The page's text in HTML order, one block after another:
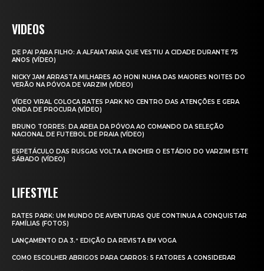
VIDEOS
DE PAI PARA FILHO: A ALFAIATARIA QUE VESTIU A CIDADE DURANTE 75
ANOS (VÍDEO)
NICKY JAM ARRASTA MILHARES AO HONI NUMA DAS MAIORES NOITES DO
VERÃO NA PÓVOA DE VARZIM (VÍDEO)
VÍDEO VIRAL COLOCA RATES PARK NO CENTRO DAS ATENÇÕES E GERA
ONDA DE PROCURA (VÍDEO)
BRUNO TORRES: DA AREIA DA PÓVOA AO COMANDO DA SELEÇÃO
NACIONAL DE FUTEBOL DE PRAIA (VÍDEO)
ESPETÁCULO DAS RUSGAS VOLTA A ENCHER O ESTÁDIO DO VARZIM ESTE
SÁBADO (VÍDEO)
LIFESTYLE
RATES PARK: UM MUNDO DE AVENTURAS QUE CONTINUA A CONQUISTAR
FAMÍLIAS (FOTOS)
LANÇAMENTO DA 3.ª EDIÇÃO DA REVISTA EM VOGA
COMO ESCOLHER ABRIGOS PARA CARROS: 5 FATORES A CONSIDERAR